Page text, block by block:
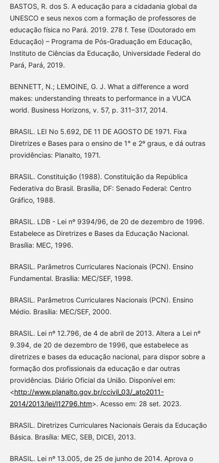
BASTOS, R. dos S. A educação para a cidadania global da
UNESCO e seus nexos com a formação de professores de
educação física no Pará. 2019. 278 f. Tese (Doutorado em
Educação) – Programa de Pós-Graduação em Educação,
Instituto de Ciências da Educação, Universidade Federal do
Pará, Pará, 2019.
BENNETT, N.; LEMOINE, G. J. What a difference a word
makes: understanding threats to performance in a VUCA
world. Business Horizons, v. 57, p. 311–317, 2014.
BRASIL. LEI No 5.692, DE 11 DE AGOSTO DE 1971. Fixa
Diretrizes e Bases para o ensino de 1° e 2º graus, e dá outras
providências: Planalto, 1971.
BRASIL. Constituição (1988). Constituição da República
Federativa do Brasil. Brasília, DF: Senado Federal: Centro
Gráfico, 1988.
BRASIL. LDB - Lei nº 9394/96, de 20 de dezembro de 1996.
Estabelece as Diretrizes e Bases da Educação Nacional.
Brasília: MEC, 1996.
BRASIL. Parâmetros Curriculares Nacionais (PCN). Ensino
Fundamental. Brasília: MEC/SEF, 1998.
BRASIL. Parâmetros Curriculares Nacionais (PCN). Ensino
Médio. Brasília: MEC/SEF, 2000.
BRASIL. Lei nº 12.796, de 4 de abril de 2013. Altera a Lei nº
9.394, de 20 de dezembro de 1996, que estabelece as
diretrizes e bases da educação nacional, para dispor sobre a
formação dos profissionais da educação e dar outras
providências. Diário Oficial da União. Disponível em:
<http://www.planalto.gov.br/ccivil_03/_ato2011-
2014/2013/lei/l12796.htm>. Acesso em: 28 set. 2023.
BRASIL. Diretrizes Curriculares Nacionais Gerais da Educação
Básica. Brasília: MEC, SEB, DICEI, 2013.
BRASIL. Lei nº 13.005, de 25 de junho de 2014. Aprova o